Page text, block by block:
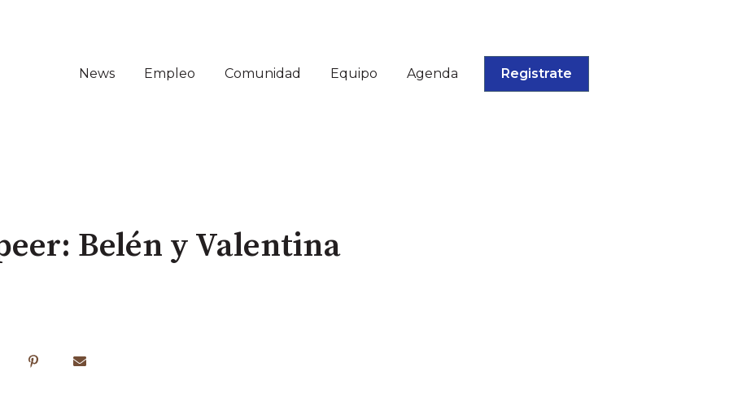
News Empleo Comunidad Equipo Agenda Registrate
Belén y Valentina